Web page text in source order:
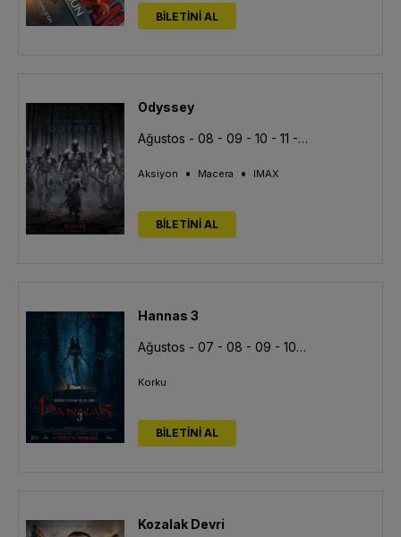
BİLETİNİ AL
Odyssey
Ağustos - 08 - 09 - 10 - 11 - 12 - 13
Aksiyon • Macera • IMAX
BİLETİNİ AL
Hannas 3
Ağustos - 07 - 08 - 09 - 10 - 11 - 12 - 13
Korku
BİLETİNİ AL
Kozalak Devri